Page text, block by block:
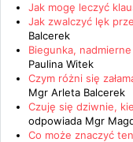
Jak mogę leczyć
Jak zwalczyć lęk
Balcerek
Biegunka,
Paulina Witek
Czym różni się
Mgr Arleta Balcerek
Czuję się dziwnie,
odpowiada Mgr
Co może znaczyć